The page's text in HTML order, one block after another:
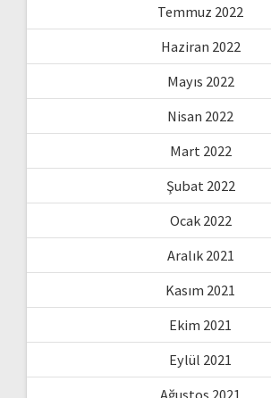
Temmuz 2022
Haziran 2022
Mayıs 2022
Nisan 2022
Mart 2022
Şubat 2022
Ocak 2022
Aralık 2021
Kasım 2021
Ekim 2021
Eylül 2021
Ağustos 2021